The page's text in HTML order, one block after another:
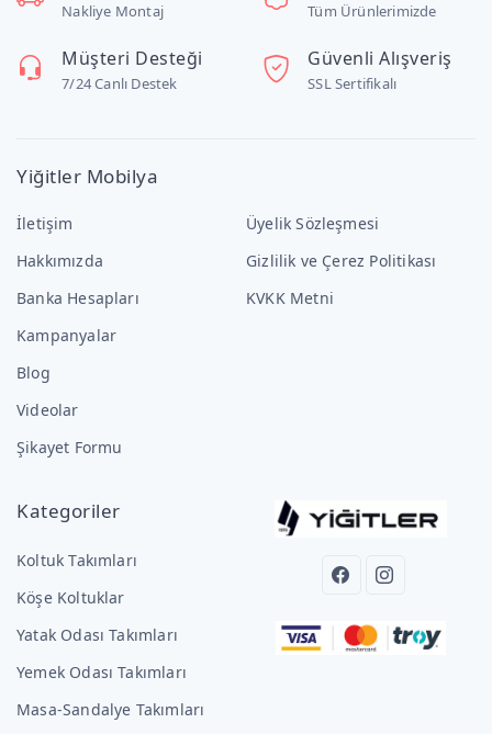
Nakliye Montaj Tüm Ürünlerimizde
Müşteri Desteği
7/24 Canlı Destek
Güvenli Alışveriş
SSL Sertifikalı
Yiğitler Mobilya
İletişim
Hakkımızda
Banka Hesapları
Kampanyalar
Blog
Videolar
Şikayet Formu
Üyelik Sözleşmesi
Gizlilik ve Çerez Politikası
KVKK Metni
Kategoriler
Koltuk Takımları
Köşe Koltuklar
Yatak Odası Takımları
Yemek Odası Takımları
Masa-Sandalye Takımları